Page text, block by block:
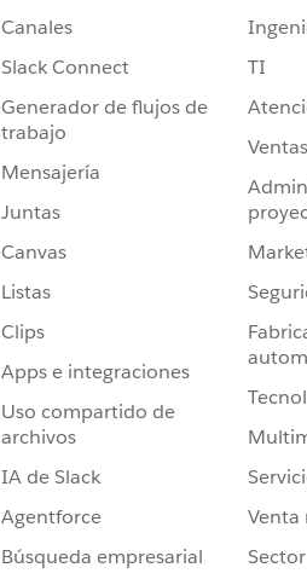
Canales
Slack Connect
Generador de flujos de
trabajo
Mensajería
Juntas
Canvas
Listas
Clips
Apps e integraciones
Uso compartido de
archivos
IA de Slack
Agentforce
Búsqueda empresarial
TI
Ventas
Venta